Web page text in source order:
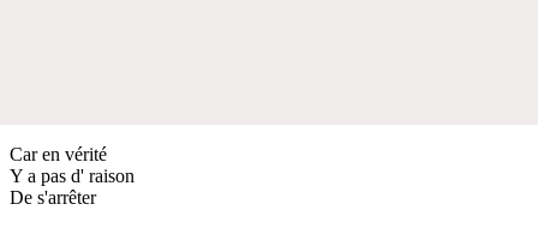
Car en vérité
Y a pas d' raison
De s'arrêter